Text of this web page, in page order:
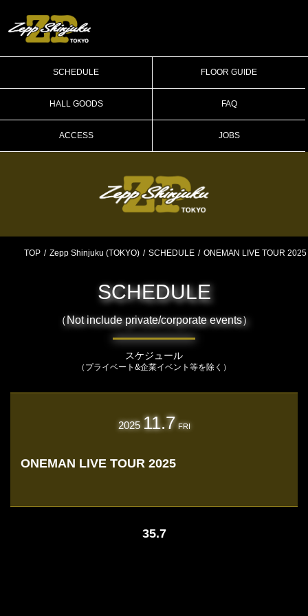
SCHEDULE FLOOR GUIDE
HALL GOODS FAQ
ACCESS JOBS
TOP Zepp Shinjuku (TOKYO) SCHEDULE ONEMAN LIVE TOUR 2025
SCHEDULE
（Not include private/corporate events）
スケジュール
（プライベート&企業イベント等を除く）
2025 11.7 FRI
ONEMAN LIVE TOUR 2025
35.7